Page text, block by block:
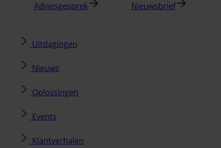
Adviesgesprek Nieuwsbrief
Uitdagingen
Nieuws
Oplossingen
Events
Klantverhalen